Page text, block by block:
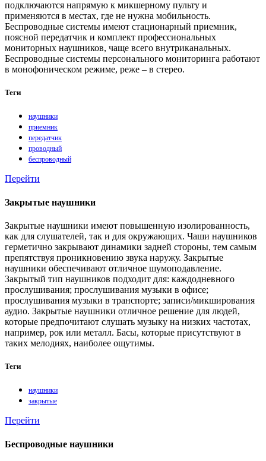
подключаются напрямую к микшерному пульту и
применяются в местах, где не нужна мобильность.
Беспроводные системы имеют стационарный приемник,
поясной передатчик и комплект профессиональных
мониторных наушников, чаще всего внутриканальных.
Беспроводные системы персонального мониторинга работают
в монофоническом режиме, реже – в стерео.
Теги
наушники
приемник
передатчик
проводный
беспроводный
Перейти
Закрытые наушники
Закрытые наушники имеют повышенную изолированность,
как для слушателей, так и для окружающих. Чаши наушников
герметично закрывают динамики задней стороны, тем самым
препятствуя проникновению звука наружу. Закрытые
наушники обеспечивают отличное шумоподавление.
Закрытый тип наушников подходит для: каждодневного
прослушивания; прослушивания музыки в офисе;
прослушивания музыки в транспорте; записи/микширования
аудио. Закрытые наушники отличное решение для людей,
которые предпочитают слушать музыку на низких частотах,
например, рок или металл. Басы, которые присутствуют в
таких мелодиях, наиболее ощутимы.
Теги
наушники
закрытые
Перейти
Беспроводные наушники